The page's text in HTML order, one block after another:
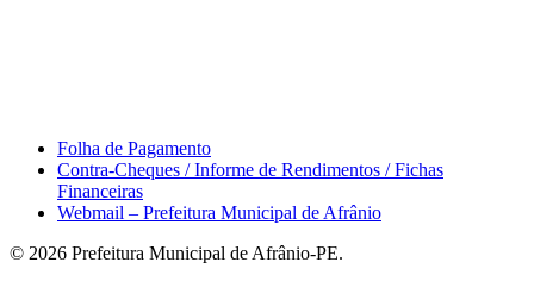
Folha de Pagamento
Contra-Cheques / Informe de Rendimentos / Fichas
Financeiras
Webmail – Prefeitura Municipal de Afrânio
© 2026 Prefeitura Municipal de Afrânio-PE.